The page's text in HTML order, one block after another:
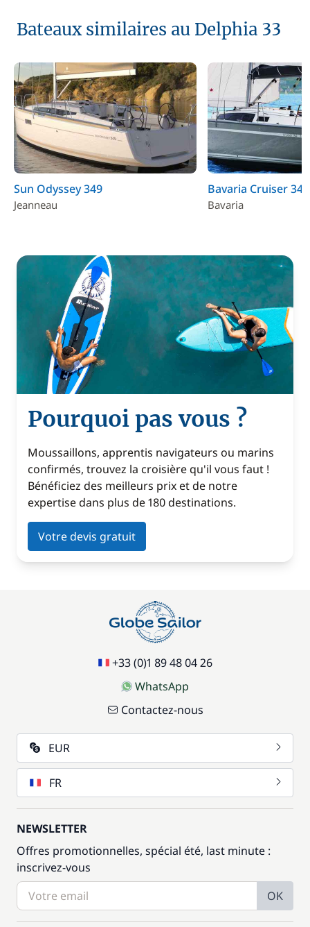
Bateaux similaires au Delphia 33
Sun Odyssey 349
Jeanneau
Bavaria Cruiser 34
Bavaria
Pourquoi pas vous ?
Moussaillons, apprentis navigateurs ou marins
confirmés, trouvez la croisière qu'il vous faut !
Bénéficiez des meilleurs prix et de notre
expertise dans plus de 180 destinations.
Votre devis gratuit
+33 (0)1 89 48 04 26
WhatsApp
Contactez-nous
EUR
FR
NEWSLETTER
Offres promotionnelles, spécial été, last minute :
inscrivez-vous
OK